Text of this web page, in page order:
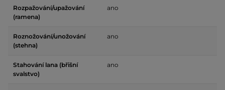
Rozpažování/upažování
(ramena)
ano
Roznožování/unožování
(stehna)
ano
Stahování lana (břišní
svalstvo)
ano